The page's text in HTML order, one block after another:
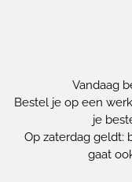
Vandaag
Bestel je op een
je
Op zaterdag geldt:
gaat